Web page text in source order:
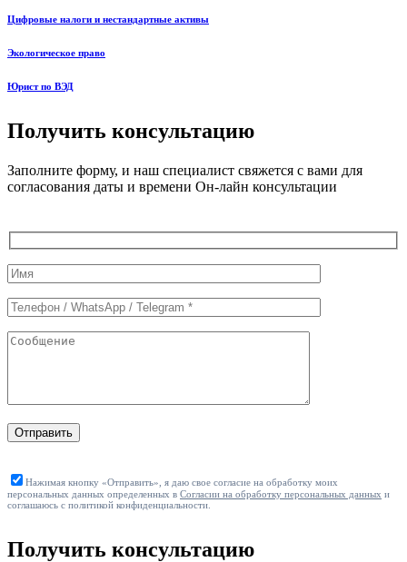
Цифровые налоги и нестандартные активы
Экологическое право
Юрист по ВЭД
Получить консультацию
Заполните форму, и наш специалист свяжется с вами для
согласования даты и времени Он-лайн консультации
Служебные
поля
формы
Отправить
Нажимая кнопку «Отправить», я даю свое согласие на обработку моих
персональных данных определенных в Согласии на обработку персональных данных и
соглашаюсь с политикой конфиденциальности.
Получить консультацию